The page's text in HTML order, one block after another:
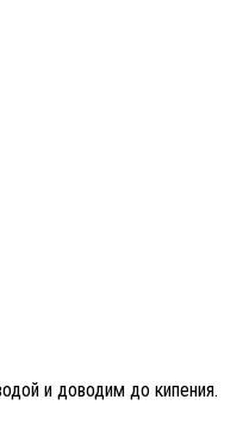
и доводим до кипения.